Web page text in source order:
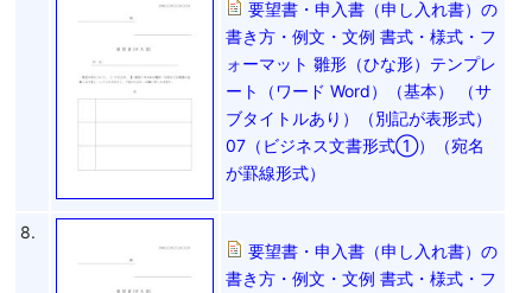
要望書・申入書（申し入れ書）の
書き方・例文・文例 書式・様式・フ
ォーマット 雛形（ひな形）テンプレ
ート（ワード Word）（基本） （サ
ブタイトルあり）（別記が表形式）
07（ビジネス文書形式①）（宛名
が罫線形式）
8.
要望書・申入書（申し入れ書）の
書き方・例文・文例 書式・様式・フ